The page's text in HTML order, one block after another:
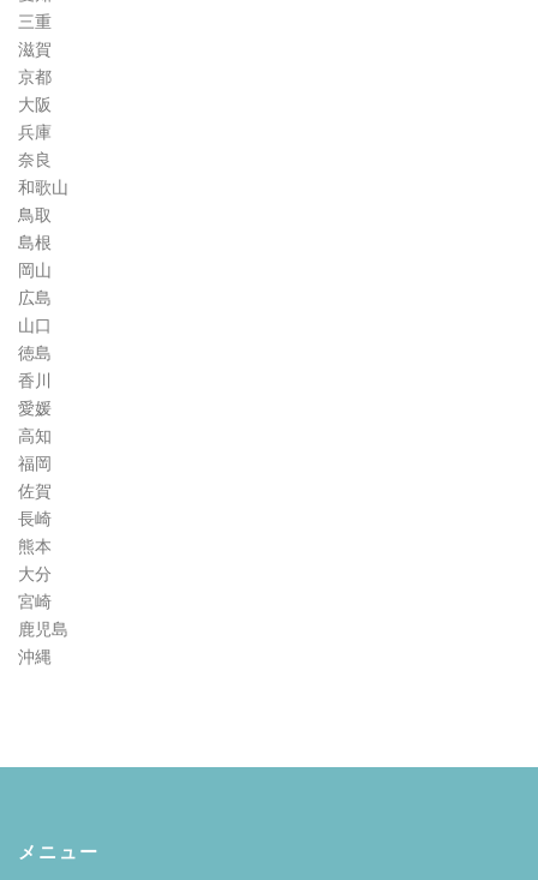
三重
滋賀
京都
大阪
兵庫
奈良
和歌山
鳥取
島根
岡山
広島
山口
徳島
香川
愛媛
高知
福岡
佐賀
長崎
熊本
大分
宮崎
鹿児島
沖縄
メニュー